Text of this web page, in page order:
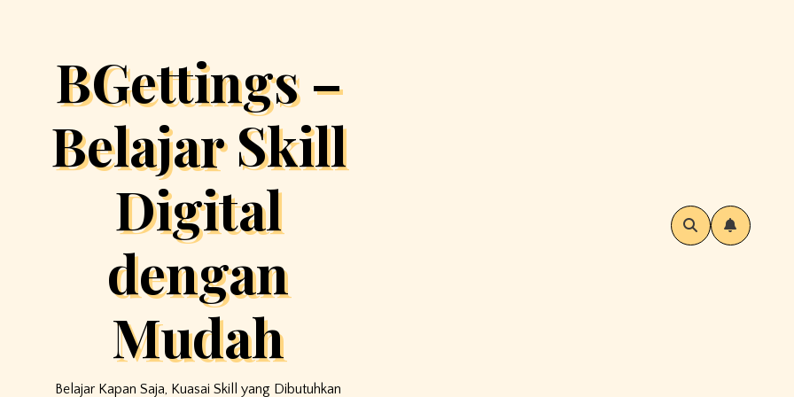
BGettings –
Belajar Skill
Digital
dengan
Mudah
Belajar Kapan Saja, Kuasai Skill yang Dibutuhkan